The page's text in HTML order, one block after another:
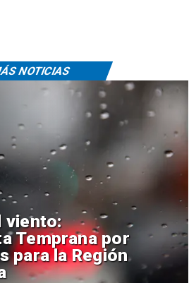
NOTICIAS
viento:
Temprana por
para la Región